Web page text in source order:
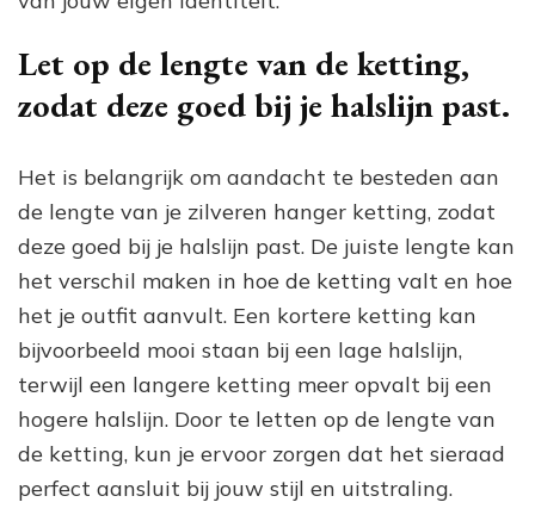
Let op de lengte van de ketting,
zodat deze goed bij je halslijn past.
Het is belangrijk om aandacht te besteden aan
de lengte van je zilveren hanger ketting, zodat
deze goed bij je halslijn past. De juiste lengte kan
het verschil maken in hoe de ketting valt en hoe
het je outfit aanvult. Een kortere ketting kan
bijvoorbeeld mooi staan bij een lage halslijn,
terwijl een langere ketting meer opvalt bij een
hogere halslijn. Door te letten op de lengte van
de ketting, kun je ervoor zorgen dat het sieraad
perfect aansluit bij jouw stijl en uitstraling.